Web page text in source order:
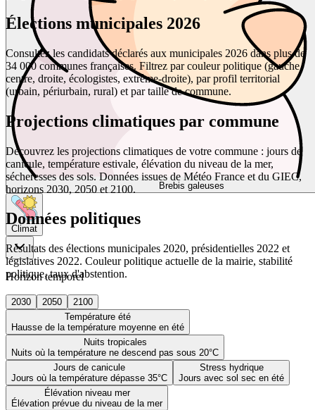
Brebis galeuses
Climat
Horizon temporel
2030 2050
2100
Température été
Hausse de la température moyenne en été
Nuits tropicales
Nuits où la température ne descend pas sous 20°C
Jours de canicule
Jours où la température dépasse 35°C
Stress hydrique
Jours avec sol sec en été
Élévation niveau mer
Élévation prévue du niveau de la mer
Élections municipales 2026
Consultez les candidats déclarés aux municipales 2026 dans plus de
34 000 communes françaises. Filtrez par couleur politique (gauche,
centre, droite, écologistes, extrême-droite), par profil territorial
(urbain, périurbain, rural) et par taille de commune.
Projections climatiques par commune
Découvrez les projections climatiques de votre commune : jours de
canicule, température estivale, élévation du niveau de la mer,
sécheresses des sols. Données issues de Météo France et du GIEC,
horizons 2030, 2050 et 2100.
Données politiques
Résultats des élections municipales 2020, présidentielles 2022 et
législatives 2022. Couleur politique actuelle de la mairie, stabilité
politique, taux d'abstention.